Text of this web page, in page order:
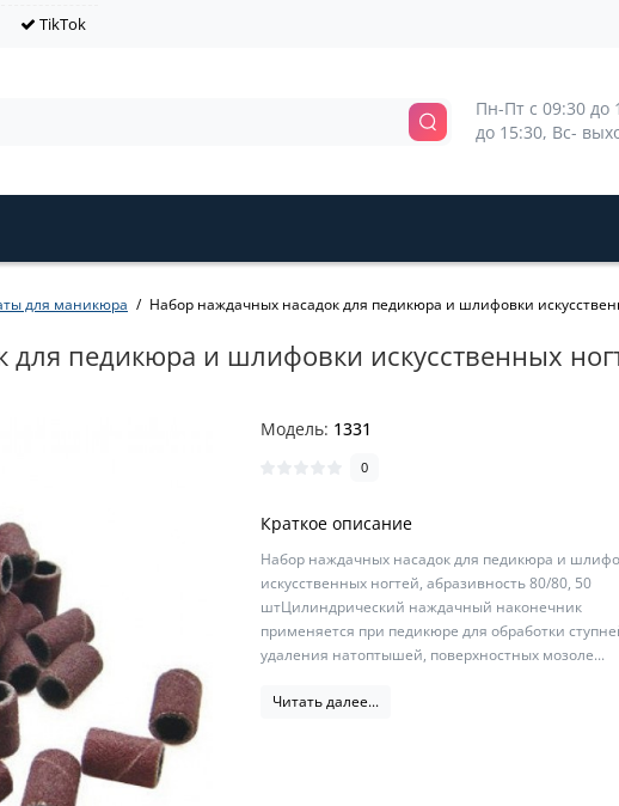
TikTok
Пн-Пт с 09:30 до
до 15:30, Вс-
для маникюра Набор наждачных насадок для педикюра и шлифовки
педикюра и шлифовки искусственных
Модель: 1331
0
Краткое описание
Набор наждачных насадок для педикюра и
искусственных ногтей, абразивность 80/80, 50
штЦилиндрический наждачный наконечник
применяется при педикюре для обработки
удаления натоптышей, поверхностных мозоле...
Читать далее...